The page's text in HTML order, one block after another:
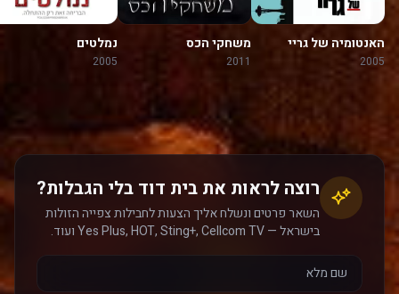
האנטומיה של גריי
2005
משחקי הכס
2011
נמלטים
2005
רוצה לראות את בית דוד בלי הגבלות?
השאר פרטים ונשלח אליך הצעות לחבילות צפייה הזולות
בישראל — Yes Plus, HOT, Sting+, Cellcom TV ועוד.